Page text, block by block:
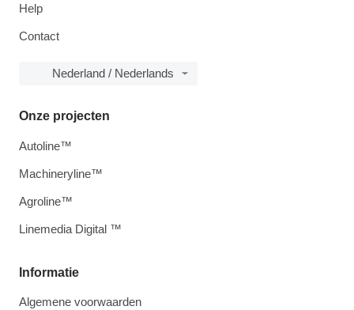
Help
Contact
Nederland / Nederlands
Informatie
Algemene voorwaarden
Onze projecten
Autoline™
Machineryline™
Agroline™
Linemedia Digital ™